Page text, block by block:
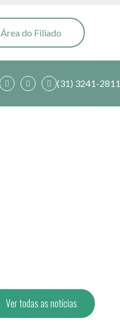
Área do Filiado
(31) 3241-2811
Ver todas as notícias